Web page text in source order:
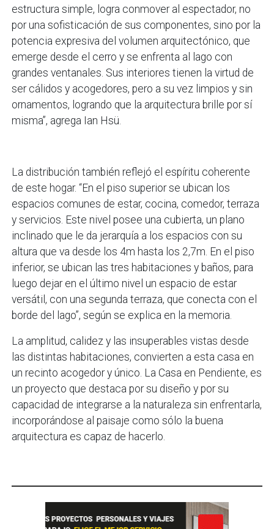
estructura simple, logra conmover al espectador, no
por una sofisticación de sus componentes, sino por la
potencia expresiva del volumen arquitectónico, que
emerge desde el cerro y se enfrenta al lago con
grandes ventanales. Sus interiores tienen la virtud de
ser cálidos y acogedores, pero a su vez limpios y sin
ornamentos, logrando que la arquitectura brille por sí
misma”, agrega Ian Hsü.
La distribución también reflejó el espíritu coherente
de este hogar. “En el piso superior se ubican los
espacios comunes de estar, cocina, comedor, terraza
y servicios. Este nivel posee una cubierta, un plano
inclinado que le da jerarquía a los espacios con su
altura que va desde los 4m hasta los 2,7m. En el piso
inferior, se ubican las tres habitaciones y baños, para
luego dejar en el último nivel un espacio de estar
versátil, con una segunda terraza, que conecta con el
borde del lago”, según se explica en la memoria.
La amplitud, calidez y las insuperables vistas desde
las distintas habitaciones, convierten a esta casa en
un recinto acogedor y único. La Casa en Pendiente, es
un proyecto que destaca por su diseño y por su
capacidad de integrarse a la naturaleza sin enfrentarla,
incorporándose al paisaje como sólo la buena
arquitectura es capaz de hacerlo.